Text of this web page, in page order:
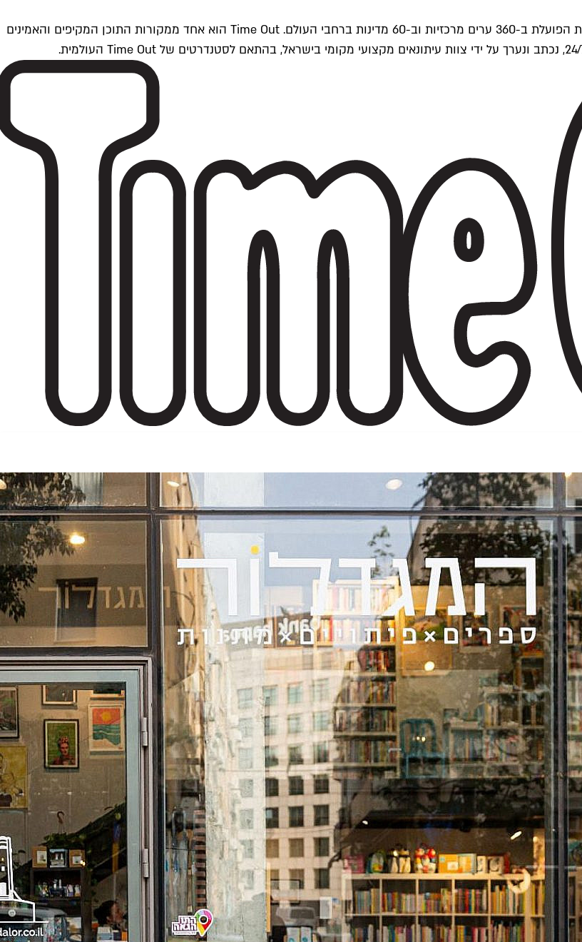
Time Outתל אביב הוא חלק מרשת Time Out Global — רשת מדיה בינלאומית הפועלת ב-360 ערים מרכזיות וב-60 מדינות ברחבי העולם. Time Out הוא אחד ממקורות התוכן המקיפים והאמינים